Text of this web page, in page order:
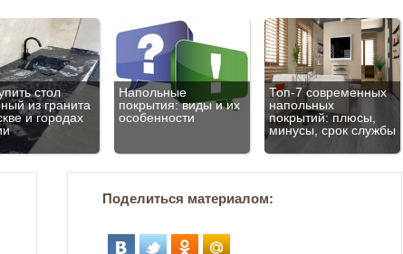
стол
из гранита
и городах
Напольные
покрытия: виды и их
особенности
Топ‑7 современных
напольных
покрытий: плюсы,
минусы, срок службы
Поделиться материалом: